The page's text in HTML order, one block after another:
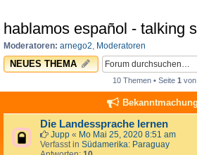
hablamos español - talking
Moderatoren: arnego2, Moderatoren
NEUES THEMA
10 Themen • Seite 1 von
Die Landessprache lernen
Jupp « Mo Mai 25, 2020 8:51 am
Verfasst in Südamerika: Paraguay